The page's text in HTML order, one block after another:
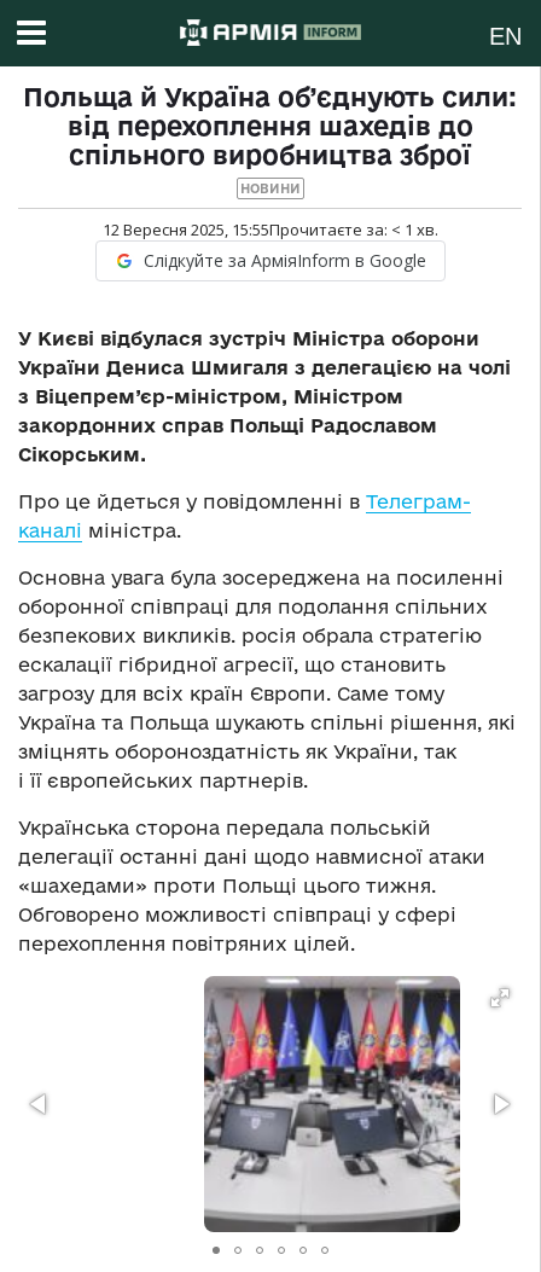
EN
Польща й Україна об’єднують сили:
від перехоплення шахедів до
спільного виробництва зброї
НОВИНИ
12 Вересня 2025, 15:55Прочитаєте за: < 1 хв.
Слідкуйте за АрміяInform в Google
У Києві відбулася зустріч Міністра оборони
України Дениса Шмигаля з делегацією на чолі
з Віцепрем’єр-міністром, Міністром
закордонних справ Польщі Радославом
Сікорським.
Про це йдеться у повідомленні в Телеграм-
каналі міністра.
Основна увага була зосереджена на посиленні
оборонної співпраці для подолання спільних
безпекових викликів. росія обрала стратегію
ескалації гібридної агресії, що становить
загрозу для всіх країн Європи. Саме тому
Україна та Польща шукають спільні рішення, які
зміцнять обороноздатність як України, так
і її європейських партнерів.
Українська сторона передала польській
делегації останні дані щодо навмисної атаки
«шахедами» проти Польщі цього тижня.
Обговорено можливості співпраці у сфері
перехоплення повітряних цілей.